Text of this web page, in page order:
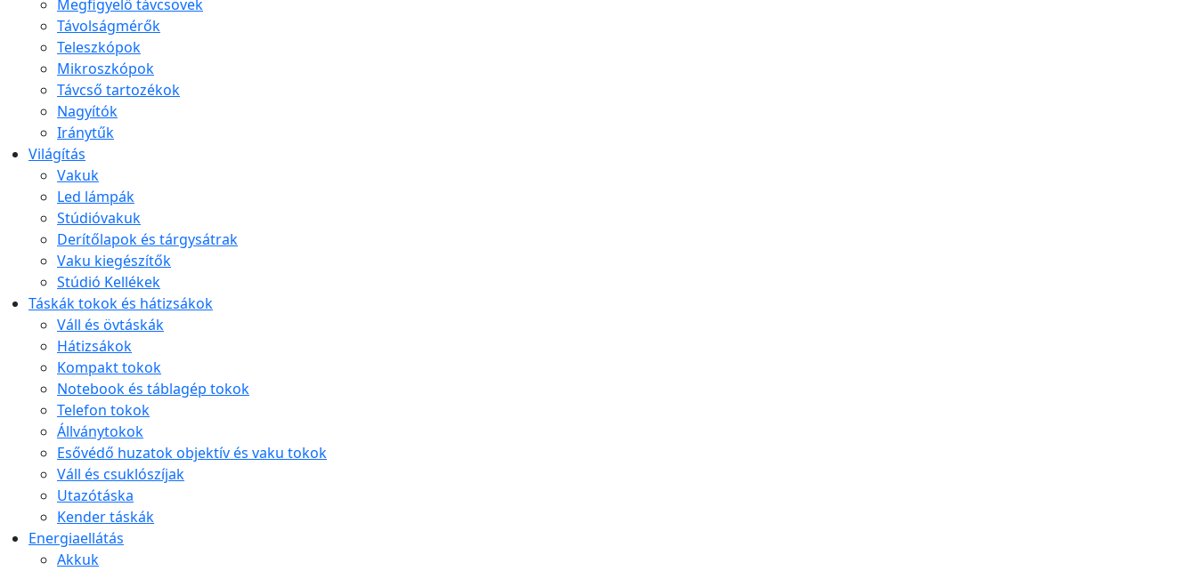
Megfigyelő távcsövek
Távolságmérők
Teleszkópok
Mikroszkópok
Távcső tartozékok
Nagyítók
Iránytűk
Világítás
Vakuk
Led lámpák
Stúdióvakuk
Derítőlapok és tárgysátrak
Vaku kiegészítők
Stúdió Kellékek
Táskák tokok és hátizsákok
Váll és övtáskák
Hátizsákok
Kompakt tokok
Notebook és táblagép tokok
Telefon tokok
Állványtokok
Esővédő huzatok objektív és vaku tokok
Váll és csuklószíjak
Utazótáska
Kender táskák
Energiaellátás
Akkuk